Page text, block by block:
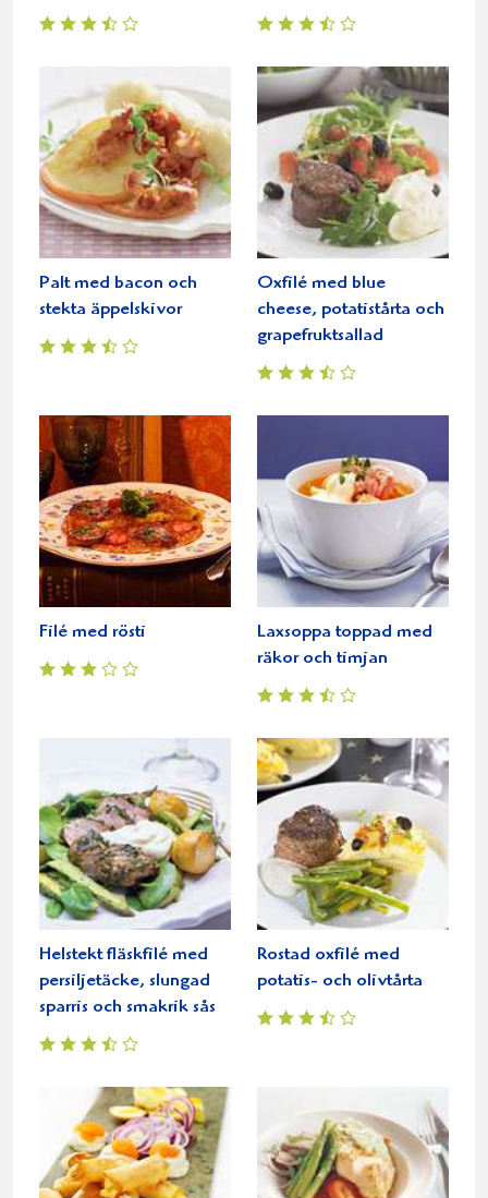
Palt med bacon och
stekta äppelskivor
Oxfilé med blue
cheese, potatistårta och
grapefruktsallad
Filé med rösti
Laxsoppa toppad med
räkor och timjan
Helstekt fläskfilé med
persiljetäcke, slungad
sparris och smakrik sås
Rostad oxfilé med
potatis- och olivtårta